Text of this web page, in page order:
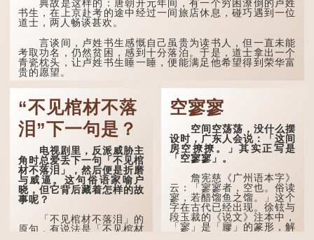
的男人应已累积足够智慧，
不再对自己的人生感到困
惑、忧虑与恐惧。
到了五十岁，...
典故是这样的：唐朝开元年间，有一个穷困潦倒的卢姓
书生，在上京赴考的途中经过一间旅店休息，碰巧遇到一位
道士，两人畅谈甚欢。
言谈间，卢姓书生感慨自己虽贵为读书人，但一直未能
考取功名，仍然贫困，感到十分落泊。于是，道士拿出一个
青瓷枕头，让卢姓书生睡一睡，便能满足他希望得到荣华富
贵的愿望。
这时，...
“不见棺材不落
泪”下一句是？
电视剧里，反派威胁主
角时总爱丢下一句「不见棺
材不落泪」，然后便是折磨
与威逼。这句俗语家喻户
晓，但它背后藏着怎样的故
事呢？
「不见棺材不落泪」的
原句，有说法是「不见棺材
空寥寥
空间空荡荡，没什么摆
设时，广东人会说：「这间
房空撩撩。」其实正写是
「空寥寥」。
詹宪慈《广州语本字》
云：「寥寥者，空也。俗读
寥，若醋馏鱼之馏。」这个
字在古代已经出现。徐铉与
段玉裁的《说文》注本中，
「寥」是「廫」的篆形，解